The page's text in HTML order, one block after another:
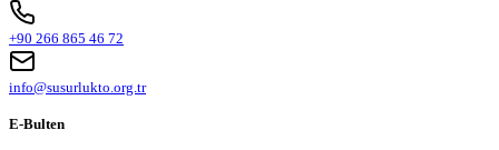
+90 266 865 46 72
info@susurlukto.org.tr
E-Bulten